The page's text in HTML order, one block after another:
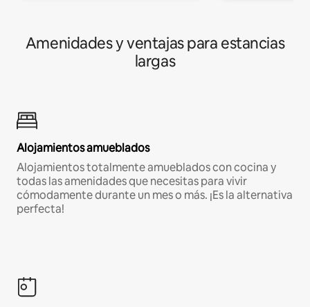
Amenidades y ventajas para estancias
largas
Alojamientos amueblados
Alojamientos totalmente amueblados con cocina y
todas las amenidades que necesitas para vivir
cómodamente durante un mes o más. ¡Es la alternativa
perfecta!